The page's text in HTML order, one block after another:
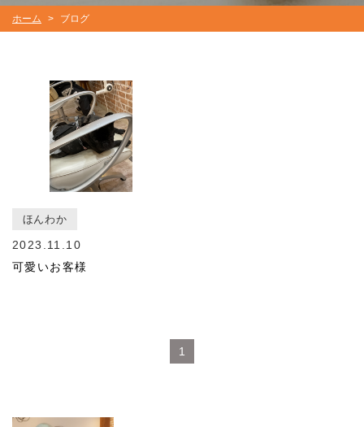
ホーム > ブログ
ほんわか
2023.11.10
可愛いお客様
1